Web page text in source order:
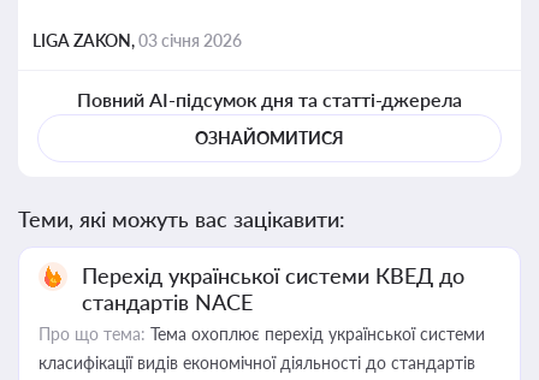
LIGA ZAKON,03 січня 2026
Повний AI-підсумок дня та статті-джерела
ОЗНАЙОМИТИСЯ
Теми, які можуть вас зацікавити:
Перехід української системи КВЕД до
стандартів NACE
Про що тема: Тема охоплює перехід української системи
класифікації видів економічної діяльності до стандартів